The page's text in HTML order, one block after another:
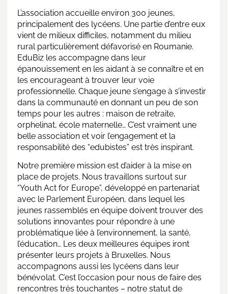
L’association accueille environ 300 jeunes,
principalement des lycéens. Une partie d’entre eux
vient de milieux difficiles, notamment du milieu
rural particulièrement défavorisé en Roumanie.
EduBiz les accompagne dans leur
épanouissement en les aidant à se connaître et en
les encourageant à trouver leur voie
professionnelle. Chaque jeune s’engage à s’investir
dans la communauté en donnant un peu de son
temps pour les autres : maison de retraite,
orphelinat, école maternelle… C’est vraiment une
belle association et voir l’engagement et la
responsabilité des “edubistes” est très inspirant.
Notre première mission est d’aider à la mise en
place de projets. Nous travaillons surtout sur
“Youth Act for Europe”, développé en partenariat
avec le Parlement Européen, dans lequel les
jeunes rassemblés en équipe doivent trouver des
solutions innovantes pour répondre à une
problématique liée à l’environnement, la santé,
l’éducation… Les deux meilleures équipes iront
présenter leurs projets à Bruxelles. Nous
accompagnons aussi les lycéens dans leur
bénévolat. C’est l’occasion pour nous de faire des
rencontres très touchantes – notre statut de